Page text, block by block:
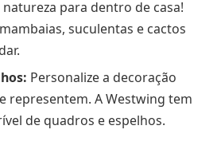
natureza para dentro de casa!
suculentas e cactos
Personalize a decoração
representem. A Westwing tem
de quadros e espelhos.